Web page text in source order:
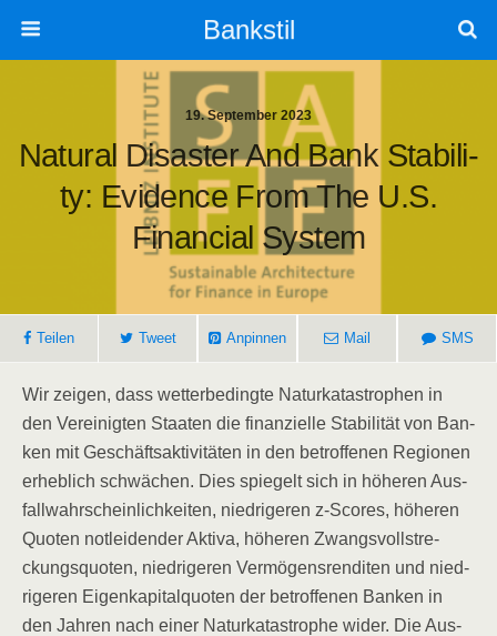
Bankstil
19. September 2023
Natu­ral Dis­as­ter And Bank Sta­bi­li­
Ty: Evi­dence From The U.S.
Finan­cial System
Tei­len Tweet Anpin­nen Mail SMS
Wir zei­gen, dass wet­ter­be­ding­te Natur­ka­ta­stro­phen in
den Ver­ei­nig­ten Staa­ten die finan­zi­el­le Sta­bi­li­tät von Ban­
ken mit Geschäfts­ak­ti­vi­tä­ten in den betrof­fe­nen Regio­nen
erheb­lich schwä­chen. Dies spie­gelt sich in höhe­ren Aus­
fall­wahr­schein­lich­kei­ten, nied­ri­ge­ren z‑Scores, höhe­ren
Quo­ten not­lei­den­der Akti­va, höhe­ren Zwangs­voll­stre­
ckungs­quo­ten, nied­ri­ge­ren Ver­mö­gens­ren­di­ten und nied­
ri­ge­ren Eigen­ka­pi­tal­quo­ten der betrof­fe­nen Ban­ken in
den Jah­ren nach einer Natur­ka­ta­stro­phe wider. Die Aus­